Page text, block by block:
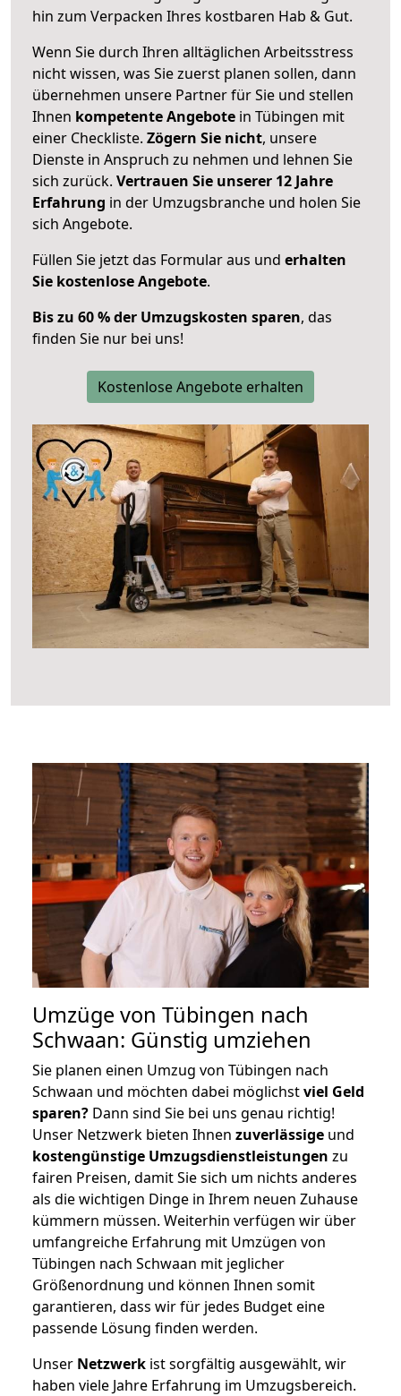
hin zum Verpacken Ihres kostbaren Hab & Gut.
Wenn Sie durch Ihren alltäglichen Arbeitsstress
nicht wissen, was Sie zuerst planen sollen, dann
übernehmen unsere Partner für Sie und stellen
Ihnen kompetente Angebote in Tübingen mit
einer Checkliste. Zögern Sie nicht, unsere
Dienste in Anspruch zu nehmen und lehnen Sie
sich zurück. Vertrauen Sie unserer 12 Jahre
Erfahrung in der Umzugsbranche und holen Sie
sich Angebote.
Füllen Sie jetzt das Formular aus und erhalten
Sie kostenlose Angebote.
Bis zu 60 % der Umzugskosten sparen, das
finden Sie nur bei uns!
Kostenlose Angebote erhalten
Umzüge von Tübingen nach
Schwaan: Günstig umziehen
Sie planen einen Umzug von Tübingen nach
Schwaan und möchten dabei möglichstviel Geld
sparen? Dann sind Sie bei uns genau richtig!
Unser Netzwerk bieten Ihnen zuverlässige und
kostengünstige Umzugsdienstleistungen zu
fairen Preisen, damit Sie sich um nichts anderes
als die wichtigen Dinge in Ihrem neuen Zuhause
kümmern müssen. Weiterhin verfügen wir über
umfangreiche Erfahrung mit Umzügen von
Tübingen nach Schwaan mit jeglicher
Größenordnung und können Ihnen somit
garantieren, dass wir für jedes Budget eine
passende Lösung finden werden.
Unser Netzwerk ist sorgfältig ausgewählt, wir
haben viele Jahre Erfahrung im Umzugsbereich.